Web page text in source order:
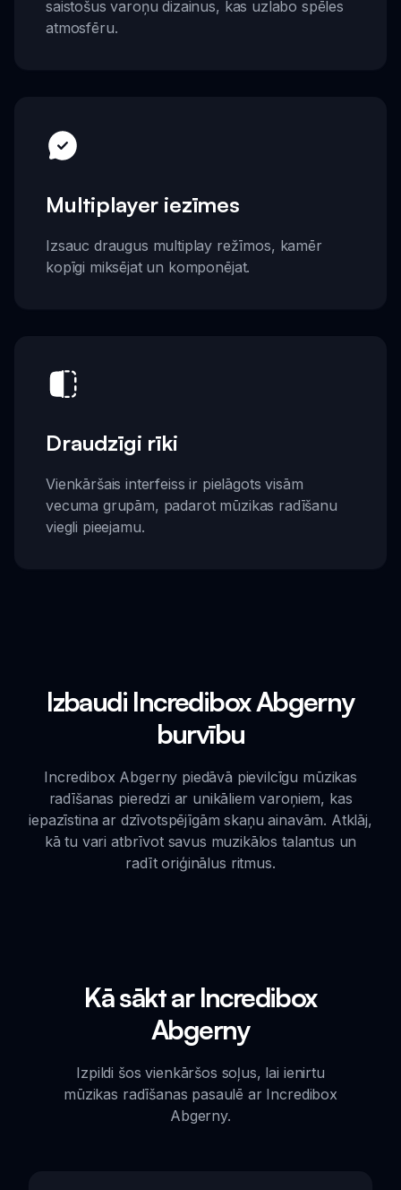
saistošus varoņu dizainus, kas uzlabo spēles
atmosfēru.
Multiplayer iezīmes
Izsauc draugus multiplay režīmos, kamēr
kopīgi miksējat un komponējat.
Draudzīgi rīki
Vienkāršais interfeiss ir pielāgots visām
vecuma grupām, padarot mūzikas radīšanu
viegli pieejamu.
Izbaudi Incredibox Abgerny
burvību
Incredibox Abgerny piedāvā pievilcīgu mūzikas
radīšanas pieredzi ar unikāliem varoņiem, kas
iepazīstina ar dzīvotspējīgām skaņu ainavām. Atklāj,
kā tu vari atbrīvot savus muzikālos talantus un
radīt oriģinālus ritmus.
Kā sākt ar Incredibox
Abgerny
Izpildi šos vienkāršos soļus, lai ienirtu
mūzikas radīšanas pasaulē ar Incredibox
Abgerny.